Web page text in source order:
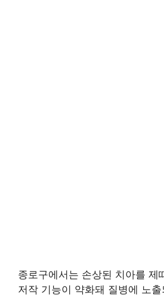
종로구에서는 손상된 치아를 제
저작 기능이 약화돼 질병에 노